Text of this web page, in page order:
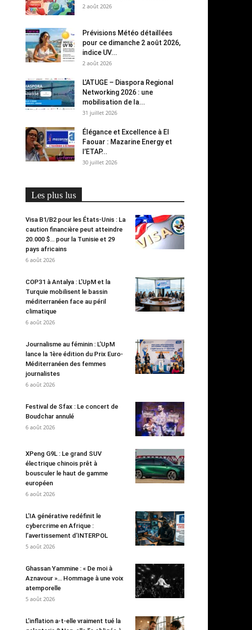
2 août 2026
Prévisions Météo détaillées
pour ce dimanche 2 août 2026,
indice UV...
2 août 2026
L’ATUGE – Diaspora Regional
Networking 2026 : une
mobilisation de la...
31 juillet 2026
Élégance et Excellence à El
Faouar : Mazarine Energy et
l’ETAP...
30 juillet 2026
Les plus lus
Visa B1/B2 pour les États-Unis : La
caution financière peut atteindre
20.000 $… pour la Tunisie et 29
pays africains
6 août 2026
COP31 à Antalya : L’UpM et la
Turquie mobilisent le bassin
méditerranéen face au péril
climatique
6 août 2026
Journalisme au féminin : L’UpM
lance la 1ère édition du Prix Euro-
Méditerranéen des femmes
journalistes
6 août 2026
Festival de Sfax : Le concert de
Boudchar annulé
6 août 2026
XPeng G9L : Le grand SUV
électrique chinois prêt à
bousculer le haut de gamme
européen
6 août 2026
L’IA générative redéfinit le
cybercrime en Afrique :
l’avertissement d’INTERPOL
5 août 2026
Ghassan Yammine : « De moi à
Aznavour »… Hommage à une voix
atemporelle
5 août 2026
L’inflation a-t-elle vraiment tué la